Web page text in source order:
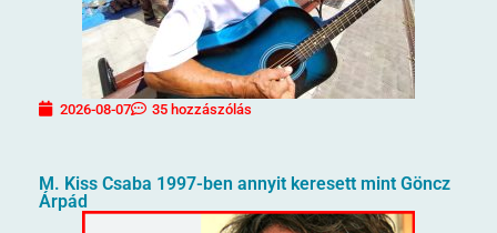
2026-08-07 35 hozzászólás
M. Kiss Csaba 1997-ben annyit keresett mint Göncz
Árpád